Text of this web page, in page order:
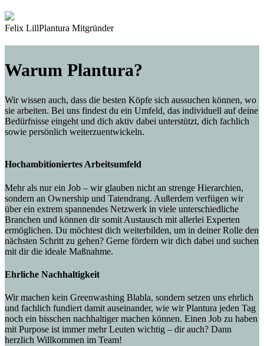
Felix LillPlantura Mitgründer
Warum Plantura?
Wir wissen auch, dass die besten Köpfe sich aussuchen können, wo
sie arbeiten. Bei uns findest du ein Umfeld, das individuell auf deine
Bedürfnisse eingeht und dich aktiv dabei unterstützt, dich fachlich
sowie persönlich weiterzuentwickeln.
Hochambitioniertes Arbeitsumfeld
Mehr als nur ein Job – wir glauben nicht an strenge Hierarchien,
sondern an Ownership und Tatendrang. Außerdem verfügen wir
über ein extrem spannendes Netzwerk in viele unterschiedliche
Branchen und können dir somit Austausch mit allerlei Experten
ermöglichen. Du möchtest dich weiterbilden, um in deiner Rolle den
nächsten Schritt zu gehen? Gerne fördern wir dich dabei und suchen
mit dir die ideale Maßnahme.
Ehrliche Nachhaltigkeit
Wir machen kein Greenwashing Blabla, sondern setzen uns ehrlich
und fachlich fundiert damit auseinander, wie wir Plantura jeden Tag
noch ein bisschen nachhaltiger machen können. Einen Job zu haben
mit Purpose ist immer mehr Leuten wichtig – dir auch? Dann
herzlich Willkommen im Team!